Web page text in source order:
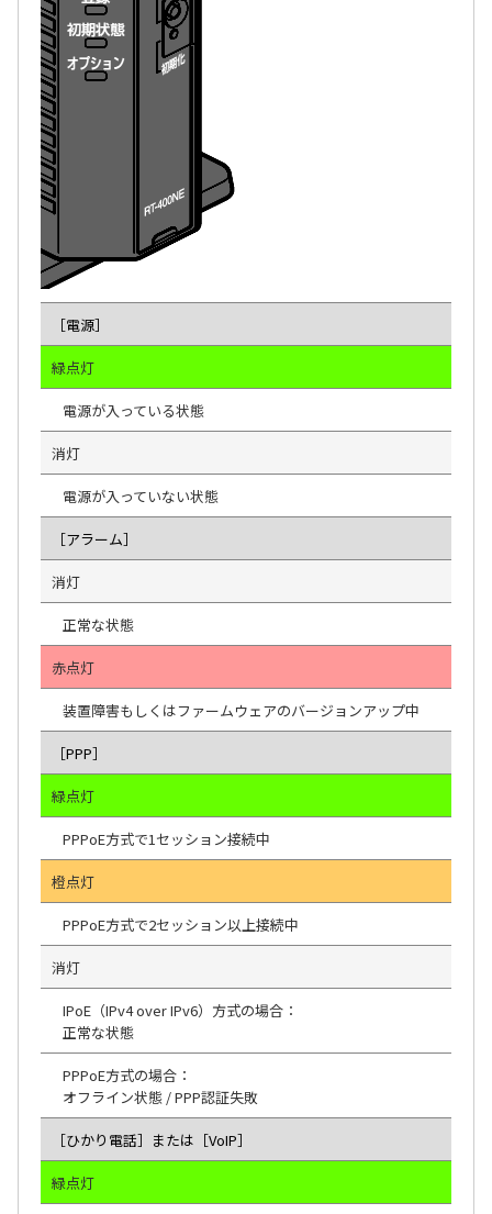
［電源］
緑点灯
電源が入っている状態
消灯
電源が入っていない状態
［アラーム］
消灯
正常な状態
赤点灯
装置障害もしくはファームウェアのバージョンアップ中
［PPP］
緑点灯
PPPoE方式で1セッション接続中
橙点灯
PPPoE方式で2セッション以上接続中
消灯
IPoE（IPv4 over IPv6）方式の場合：
正常な状態
PPPoE方式の場合：
オフライン状態 / PPP認証失敗
［ひかり電話］または［VoIP］
緑点灯